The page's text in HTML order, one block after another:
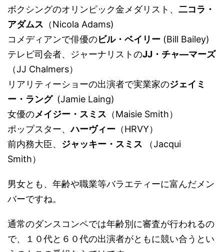
ボクシングのオリンピック金メダリスト、 二コラ・
アダムス （Nicola Adams)
コメディアンで俳優のビル・ベイリー (Bill Bailey)
テレビ司会者、ジャーナリストのJJ ・チャ―マーズ
（JJ Chalmers）
リアリティーショーの出演者で実業家のジェイミ
ー・ラング (Jamie Laing)
女優のメイジー・スミス （Maisie Smith）
ポップスター、ハーヴィー （HRVY）
前内務大臣、 ジャッキー・スミス
（Jacqui
Smith）
男女とも、年齢や職業等バラエティーに富んだメン
バーですね。
通常のダンスコンペでは年齢別に審査が行われるの
で、１０代と６０代の出演者がともに競い合うとい